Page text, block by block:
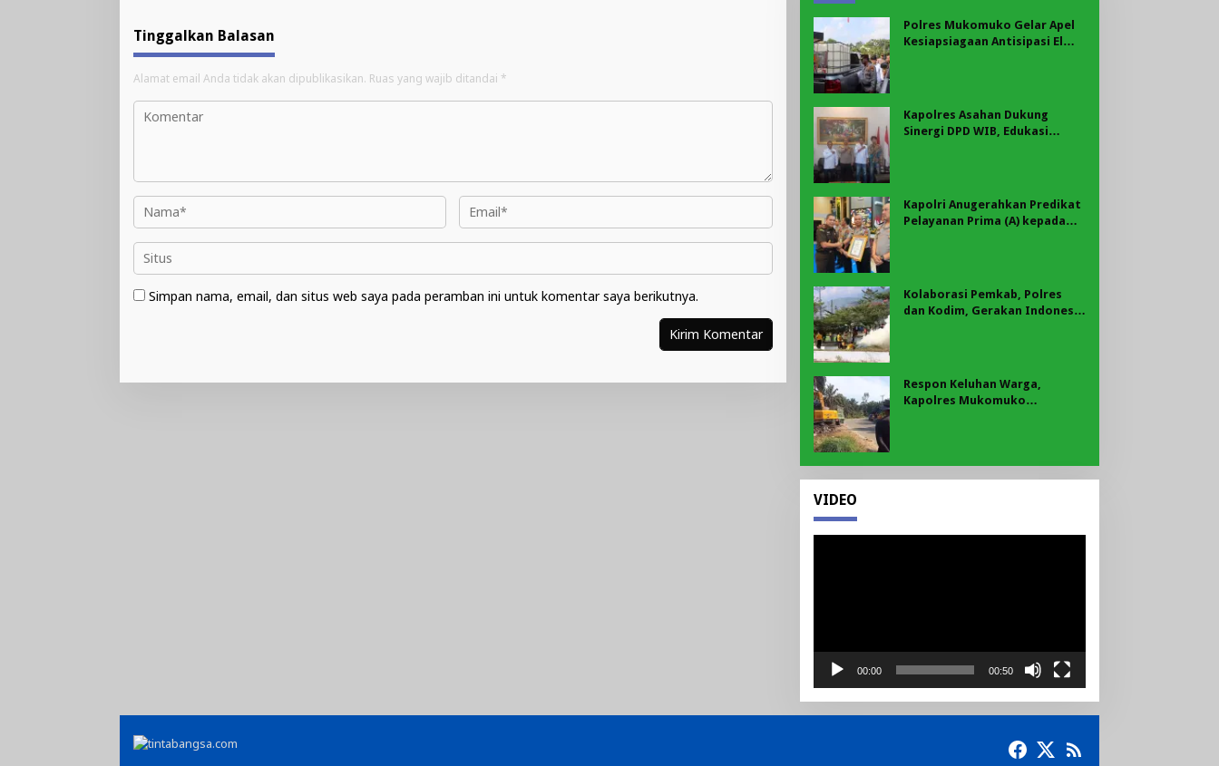
Tinggalkan Balasan
Alamat email Anda tidak akan dipublikasikan. Ruas yang wajib ditandai *
Simpan nama, email, dan situs web saya pada peramban ini untuk komentar saya berikutnya.
Polres Mukomuko Gelar Apel
Kesiapsiagaan Antisipasi El
Kapolres Asahan Dukung
Sinergi DPD WIB, Edukasi
Kapolri Anugerahkan Predikat
Pelayanan Prima (A) kepada
Kolaborasi Pemkab, Polres
dan Kodim, Gerakan Indonesia
Respon Keluhan Warga,
Kapolres Mukomuko
Ruas jalan Lintas
VIDEO
00:00 00:50